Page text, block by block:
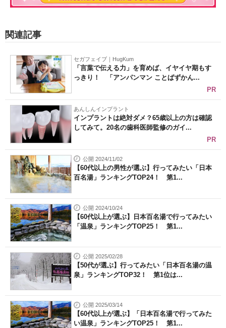
関連記事
セガフェイブ｜HugKum
「言葉で伝える力」を育めば、イヤイヤ期もす
っきり！ 「アンパンマン ことばずかん...
PR
あんしんインプラント
インプラントは絶対ダメ？65歳以上の方は確認
してみて。20名の歯科医師監修のガイ...
PR
公開 2024/11/02
【60代以上の男性が選ぶ】行ってみたい「日本
百名湯」ランキングTOP24！ 第1...
公開 2024/10/24
【60代以上が選ぶ】日本百名湯で行ってみたい
「温泉」ランキングTOP25！ 第1...
公開 2025/02/28
【50代が選ぶ】行ってみたい「日本百名湯の温
泉」ランキングTOP32！ 第1位は...
公開 2025/03/14
【60代以上が選ぶ】「日本百名湯で行ってみた
い温泉」ランキングTOP25！ 第1...